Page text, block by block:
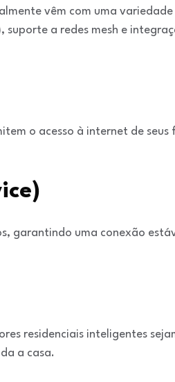
vêm com uma
a redes mesh e
o acesso à internet de
garantindo uma conexão
residenciais inteligentes
a casa.